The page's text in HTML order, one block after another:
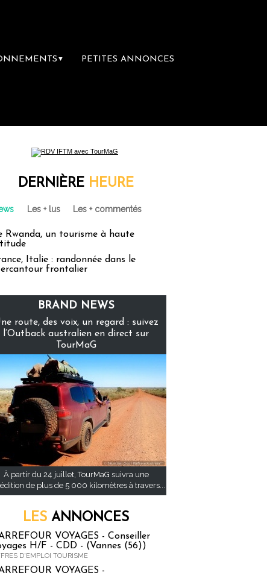
▼ PETITES ANNONCES
librairie du voyage
DERNIÈRE HEURE
Les + lus Les + commentés
Rwanda, un tourisme à haute
Italie : randonnée dans le
frontalier
BRAND NEWS
route, des voix, un regard : suivez
l’Outback australien en direct sur
TourMaG
À partir du 24 juillet, TourMaG suivra une
de plus de 5 000 kilomètres à travers...
LES ANNONCES
VOYAGES - Conseiller
H/F - CDD - (Vannes (56))
D'EMPLOI TOURISME
VOYAGES -